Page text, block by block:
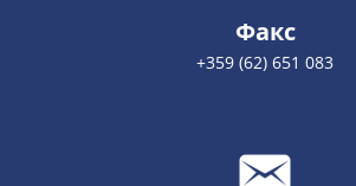
Факс
+359 (62) 651 083